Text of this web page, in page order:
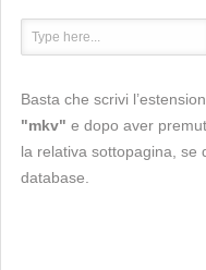
Basta che scrivi
"mkv" e dopo aver
la relativa sottopagina, se
database.